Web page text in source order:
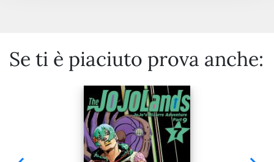
Se ti è piaciuto prova anche: